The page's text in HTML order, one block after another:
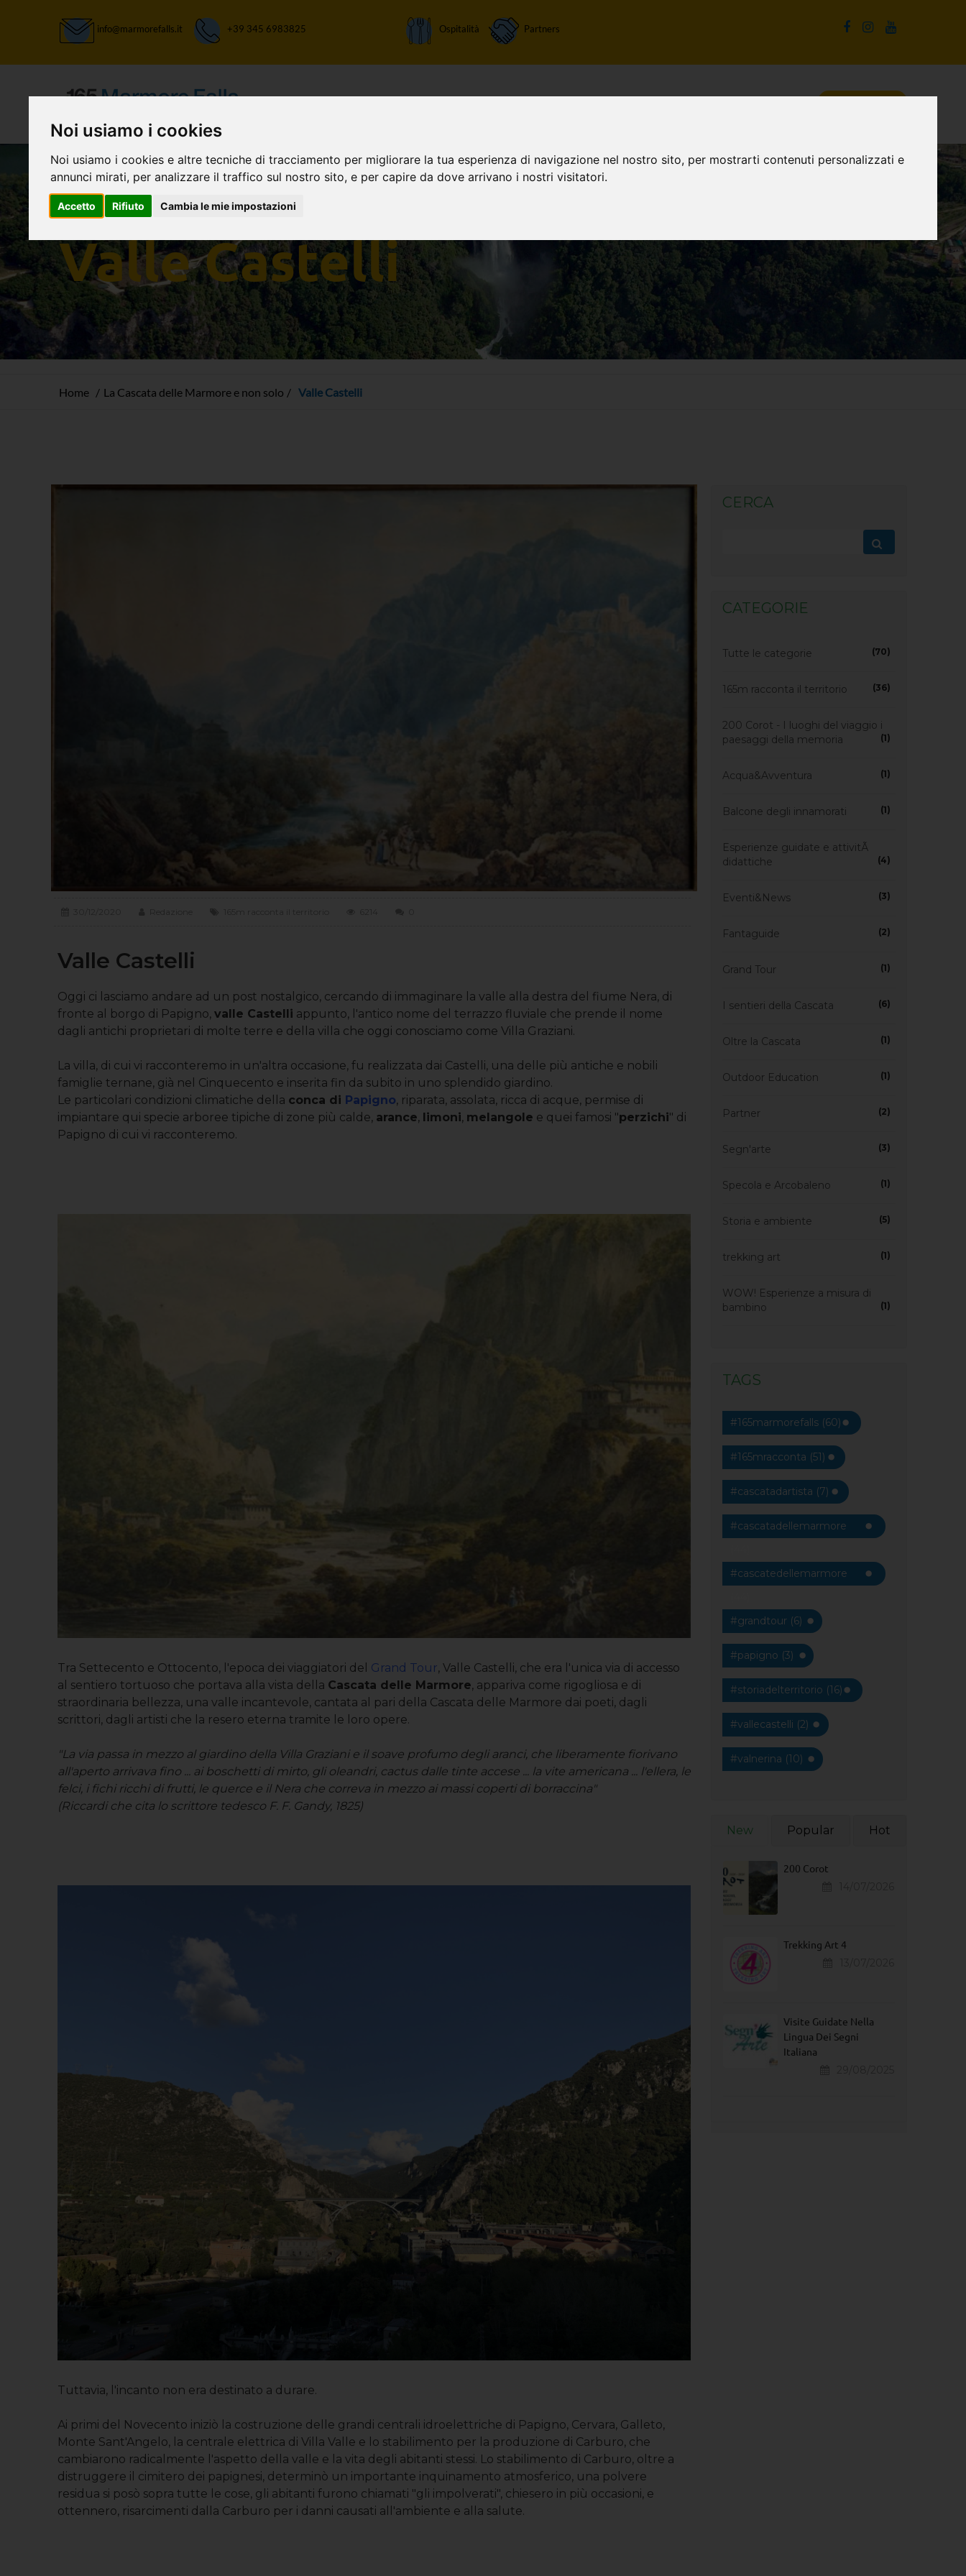
Noi usiamo i cookies
Noi usiamo i cookies e altre tecniche di tracciamento per migliorare la tua esperienza di navigazione nel nostro sito, per mostrarti contenuti personalizzati e
annunci mirati, per analizzare il traffico sul nostro sito, e per capire da dove arrivano i nostri visitatori.
Accetto Rifiuto Cambia le mie impostazioni
info@marmorefalls.it +39 345 6983825 Ospitalità Partners
LASCIATI STUPIRE:
Valle Castelli
Home La Cascata delle Marmore e non solo Valle Castelli
Valle Castelli
Oggi ci lasciamo andare ad un post nostalgico, cercando di immaginare la valle alla destra del fiume Nera, di
fronte al borgo di Papigno,valle Castelli appunto, l'antico nome del terrazzo fluviale che prende il nome
dagli antichi proprietari di molte terre e della villa che oggi conosciamo come Villa Graziani.
La villa, di cui vi racconteremo in un'altra occasione, fu realizzata dai Castelli, una delle più antiche e nobili
famiglie ternane, già nel Cinquecento e inserita fin da subito in uno splendido giardino.
Le particolari condizioni climatiche della conca di Papigno, riparata, assolata, ricca di acque, permise di
impiantare qui specie arboree tipiche di zone più calde, arance, limoni, melangole e quei famosi "perzichi" di
Papigno di cui vi racconteremo.
Tra Settecento e Ottocento, l'epoca dei viaggiatori del Grand Tour, Valle Castelli, che era l'unica via di accesso
al sentiero tortuoso che portava alla vista della Cascata delle Marmore, appariva come rigogliosa e di
straordinaria bellezza, una valle incantevole, cantata al pari della Cascata delle Marmore dai poeti, dagli
scrittori, dagli artisti che la resero eterna tramite le loro opere.
"La via passa in mezzo al giardino della Villa Graziani e il soave profumo degli aranci, che liberamente fiorivano
all'aperto arrivava fino ... ai boschetti di mirto, gli oleandri, cactus dalle tinte accese ... la vite americana ... l'ellera, le
felci, i fichi ricchi di frutti, le querce e il Nera che correva in mezzo ai massi coperti di borraccina"
(Riccardi che cita lo scrittore tedesco F. F. Gandy, 1825)
Tuttavia, l'incanto non era destinato a durare.
Ai primi del Novecento iniziò la costruzione delle grandi centrali idroelettriche di Papigno, Cervara, Galleto,
Monte Sant'Angelo, la centrale elettrica di Villa Valle e lo stabilimento per la produzione di Carburo, che
cambiarono radicalmente l'aspetto della valle e la vita degli abitanti stessi. Lo stabilimento di Carburo, oltre a
distruggere il cimitero dei papignesi, determinò un importante inquinamento atmosferico, una polvere
residua si posò sopra tutte le cose, gli abitanti furono chiamati "gli impolverati", chiesero in più occasioni, e
ottennero, risarcimenti dalla Carburo per i danni causati all'ambiente e alla salute.
CERCA
CATEGORIE
Tutte le categorie (70)
165m racconta il territorio (36)
200 Corot - I luoghi del viaggio i
paesaggi della memoria
(1)
Acqua&Avventura (1)
Balcone degli innamorati (1)
Esperienze guidate e attivitÃ
didattiche
(4)
Eventi&News (3)
Fantaguide (2)
Grand Tour (1)
I sentieri della Cascata (6)
Oltre la Cascata (1)
Outdoor Education (1)
Partner (2)
Segn'arte (3)
Specola e Arcobaleno (1)
Storia e ambiente (5)
trekking art (1)
WOW! Esperienze a misura di
bambino
(1)
TAGS
#165marmorefalls (60)
#165mracconta (51)
#cascatadartista (7)
#cascatadellemarmore
#cascatedellemarmore
#grandtour (6)
#papigno (3)
#storiadelterritorio (16)
#vallecastelli (2)
#valnerina (10)
New Popular Hot
200 Corot
Trekking Art 4
Visite Guidate Nella
Lingua Dei Segni
Italiana